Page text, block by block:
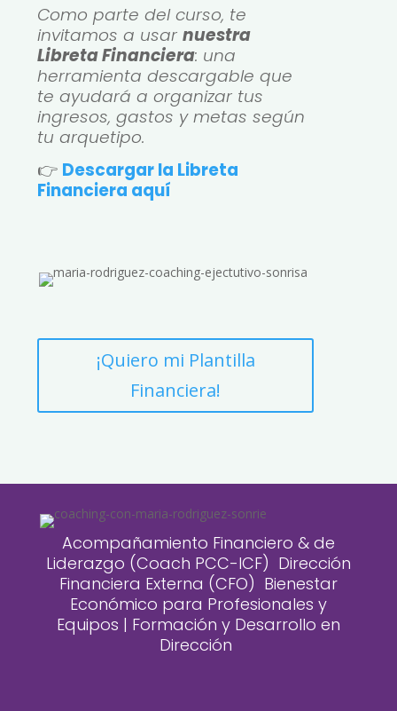
Como parte del curso, te
invitamos a usar nuestra
Libreta Financiera: una
herramienta descargable que
te ayudará a organizar tus
ingresos, gastos y metas según
tu arquetipo.
👉 Descargar la Libreta
Financiera aquí
¡Quiero mi Plantilla
Financiera!
Acompañamiento Financiero & de
Liderazgo (Coach PCC-ICF) Dirección
Financiera Externa (CFO) Bienestar
Económico para Profesionales y
Equipos | Formación y Desarrollo en
Dirección